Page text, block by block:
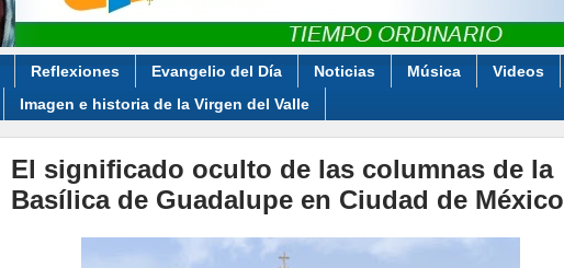
Reflexiones Evangelio del Día Noticias Música Videos
Imagen e historia de la Virgen del Valle
El significado oculto de las columnas de la
Basílica de Guadalupe en Ciudad de México